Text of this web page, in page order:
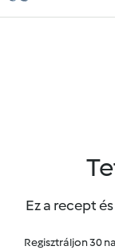
Ez a recept
Regisztráljon 30